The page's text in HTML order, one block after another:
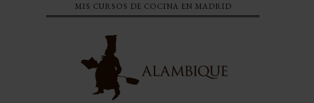
MIS CURSOS DE COCINA EN MADRID